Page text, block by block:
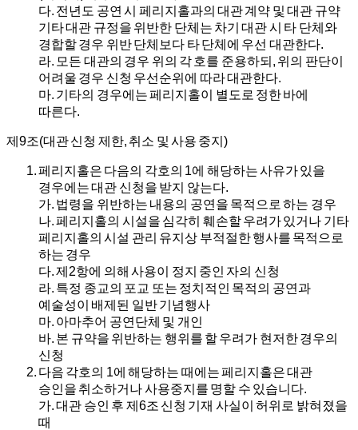
다. 전년도 공연 시 페리지홀과의 대관 계약 및 대관 규약
기타 대관 규정을 위반한 단체는 차기 대관 시 타 단체와
경합할 경우 위반 단체보다 타 단체에 우선 대관한다.
라. 모든 대관의 경우 위의 각 호를 준용하되, 위의 판단이
어려울 경우 신청 우선순위에 따라 대관한다.
마. 기타의 경우에는 페리지홀이 별도로 정한 바에
따른다.
제9조(대관 신청 제한, 취소 및 사용 중지)
페리지홀은 다음의 각호의 1에 해당하는 사유가 있을
경우에는 대관 신청을 받지 않는다.
가. 법령을 위반하는 내용의 공연을 목적으로 하는 경우
나.페리지홀의 시설을 심각히 훼손할 우려가 있거나 기타
페리지홀의 시설 관리 유지상 부적절한 행사를 목적으로
하는 경우
다.제2항에 의해 사용이 정지 중인 자의 신청
라. 특정 종교의 포교 또는 정치적인 목적의 공연과
예술성이 배제된 일반 기념행사
마. 아마추어 공연단체 및 개인
바. 본 규약을 위반하는 행위를 할 우려가 현저한 경우의
신청
다음 각호의 1에 해당하는 때에는 페리지홀은 대관
승인을 취소하거나 사용중지를 명할 수 있습니다.
가.대관 승인 후 제6조 신청 기재 사실이 허위로 밝혀졌을
때